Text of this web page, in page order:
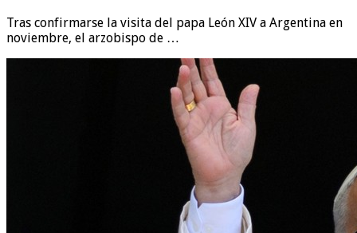
Tras confirmarse la visita del papa León XIV a Argentina en
noviembre, el arzobispo de …